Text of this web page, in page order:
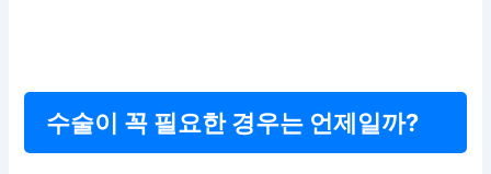
수술이 꼭 필요한 경우는 언제일까?